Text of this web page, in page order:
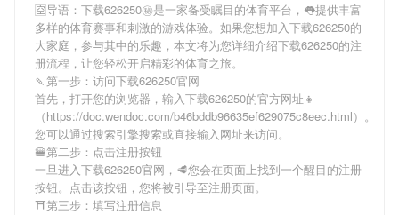
🈳导语： 下载626250㊙是一家备受瞩目的体育平台，👅提供丰富
多样的体育赛事和刺激的游戏体验。如果您想加入下载626250的
大家庭，参与其中的乐趣，本文将为您详细介绍下载626250的注
册流程，让您轻松开启精彩的体育之旅。
🍡第一步：访问下载626250官网
首先，打开您的浏览器，输入下载626250的官方网址👧
（https://doc.wendoc.com/b46bddb96635ef629075c8eec.html）。
您可以通过搜索引擎搜索或直接输入网址来访问。
🍔第二步：点击注册按钮
一旦进入下载626250官网，🥩您会在页面上找到一个醒目的注册
按钮。点击该按钮，您将被引导至注册页面。
⛩第三步：填写注册信息